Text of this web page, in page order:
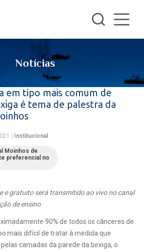
Notícias
em tipo mais comum de
é tema de palestra da
| Institucional
Moinhos de
preferencial no
e gratuito será transmitido ao vivo no canal
de ensino
90% de todos os cânceres de
mais difícil de tratar à medida que
camadas da parede da bexiga, o